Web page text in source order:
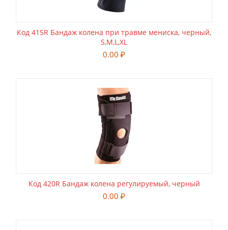
Код 415R Бандаж колена при травме мениска, черный,
S,M,L,XL
0.00 ₽
Код 420R Бандаж колена регулируемый, черный
0.00 ₽